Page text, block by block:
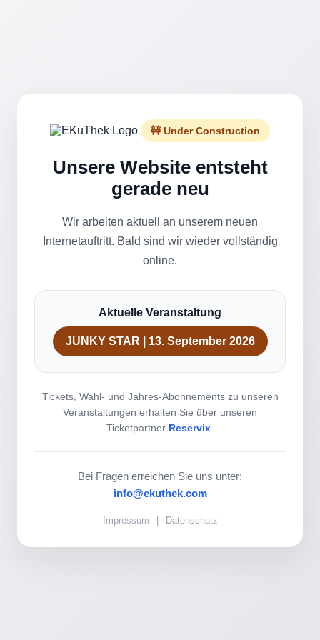
🚧 Under Construction
Unsere Website entsteht
gerade neu
Wir arbeiten aktuell an unserem neuen
Internetauftritt. Bald sind wir wieder vollständig
online.
Aktuelle Veranstaltung
JUNKY STAR | 13. September 2026
Tickets, Wahl- und Jahres-Abonnements zu unseren
Veranstaltungen erhalten Sie über unseren
Ticketpartner Reservix
Bei Fragen erreichen Sie uns unter:
info@ekuthek.com
Impressum | Datenschutz